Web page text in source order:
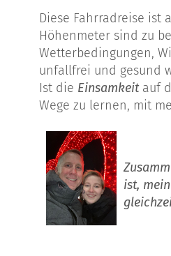
Diese Fahrradreise ist
Höhenmeter sind zu
Wetterbedingungen,
unfallfrei und gesund
Ist die Einsamkeitauf
Wege zu lernen, mit
ist,